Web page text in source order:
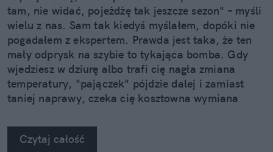
tam, nie widać, pojeżdżę tak jeszcze sezon" – myśli
wielu z nas. Sam tak kiedyś myślałem, dopóki nie
pogadałem z ekspertem. Prawda jest taka, że ten
mały odprysk na szybie to tykająca bomba. Gdy
wjedziesz w dziurę albo trafi cię nagła zmiana
temperatury, "pajączek" pójdzie dalej i zamiast
taniej naprawy, czeka cię kosztowna wymiana
na własne oczy zobaczyć, jak profesjonaliści radzą
sobie z takimi uszkodzeniami.
Czytaj całość